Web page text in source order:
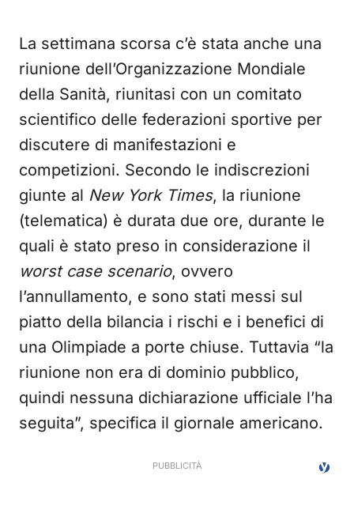
La settimana scorsa c’è stata anche una
riunione dell’Organizzazione Mondiale
della Sanità, riunitasi con un comitato
scientifico delle federazioni sportive per
discutere di manifestazioni e
competizioni. Secondo le indiscrezioni
giunte al New York Times, la riunione
(telematica) è durata due ore, durante le
quali è stato preso in considerazione il
worst case scenario, ovvero
l’annullamento, e sono stati messi sul
piatto della bilancia i rischi e i benefici di
una Olimpiade a porte chiuse. Tuttavia “la
riunione non era di dominio pubblico,
quindi nessuna dichiarazione ufficiale l’ha
seguita”, specifica il giornale americano.